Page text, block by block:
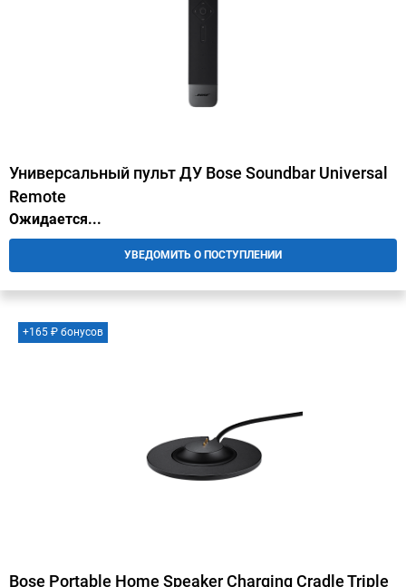
Универсальный пульт ДУ Bose Soundbar Universal
Remote
Ожидается...
УВЕДОМИТЬ О ПОСТУПЛЕНИИ
+165 ₽ бонусов
Bose Portable Home Speaker Charging Cradle Triple